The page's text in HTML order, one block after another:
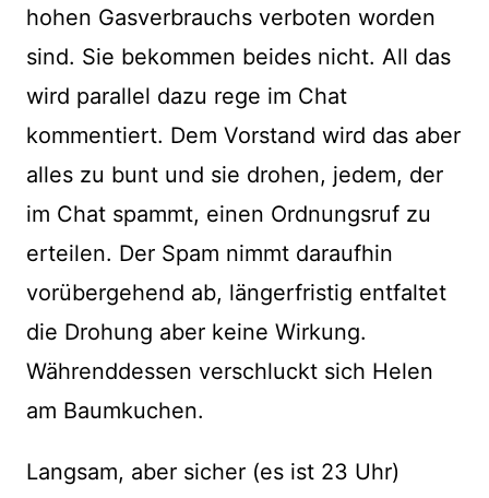
hohen Gasverbrauchs verboten worden
sind. Sie bekommen beides nicht. All das
wird parallel dazu rege im Chat
kommentiert. Dem Vorstand wird das aber
alles zu bunt und sie drohen, jedem, der
im Chat spammt, einen Ordnungsruf zu
erteilen. Der Spam nimmt daraufhin
vorübergehend ab, längerfristig entfaltet
die Drohung aber keine Wirkung.
Währenddessen verschluckt sich Helen
am Baumkuchen.
Langsam, aber sicher (es ist 23 Uhr)